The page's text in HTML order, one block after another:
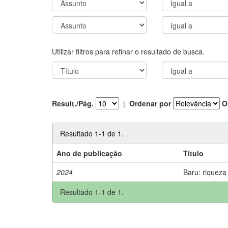
Utilizar filtros para refinar o resultado de busca.
Result./Pág. | Ordenar por
Resultado 1-1 de 1.
Ano de publicação
Título
2024
Baru:
Resultado 1-1 de 1.